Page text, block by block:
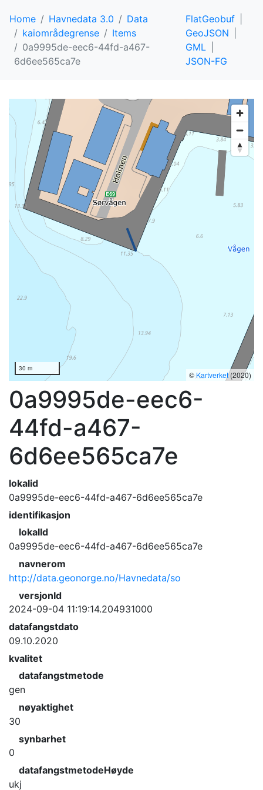
Home Havnedata 3.0
Data
kaiområdegrense
Items
0a9995de-eec6-44fd-a467-
6d6ee565ca7e
FlatGeobuf
GeoJSON
GML
JSON-FG
30 m
©Kartverket(2020)
0a9995de-eec6-
44fd-a467-
6d6ee565ca7e
lokalid
0a9995de-eec6-44fd-a467-6d6ee565ca7e
identifikasjon
lokalId
0a9995de-eec6-44fd-a467-6d6ee565ca7e
navnerom
http://data.geonorge.no/Havnedata/so
versjonId
2024-09-04 11:19:14.204931000
datafangstdato
09.10.2020
kvalitet
datafangstmetode
gen
nøyaktighet
30
synbarhet
0
datafangstmetodeHøyde
ukj